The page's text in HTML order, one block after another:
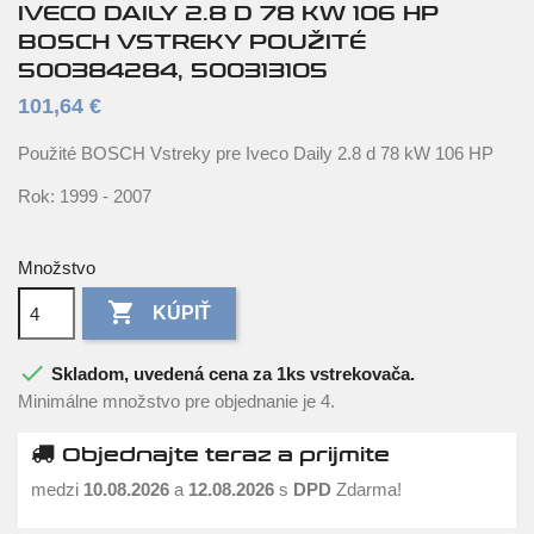
IVECO DAILY 2.8 D 78 KW 106 HP
BOSCH VSTREKY POUŽITÉ
500384284, 500313105
101,64 €
Použité BOSCH Vstreky pre Iveco Daily 2.8 d 78 kW 106 HP
Rok: 1999 - 2007
Množstvo
 KÚPIŤ
 Skladom, uvedená cena za 1ks vstrekovača.
Minimálne množstvo pre objednanie je 4.
Objednajte teraz a prijmite
medzi 10.08.2026 a 12.08.2026 s DPD Zdarma!